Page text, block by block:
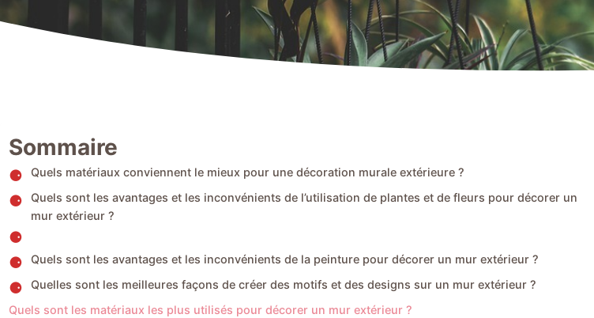
Sommaire
Quels matériaux conviennent le mieux pour une décoration murale extérieure ?
Quels sont les avantages et les inconvénients de l’utilisation de plantes et de fleurs pour décorer un
mur extérieur ?
Quels sont les avantages et les inconvénients de la peinture pour décorer un mur extérieur ?
Quelles sont les meilleures façons de créer des motifs et des designs sur un mur extérieur ?
Quels sont les matériaux les plus utilisés pour décorer un mur extérieur ?